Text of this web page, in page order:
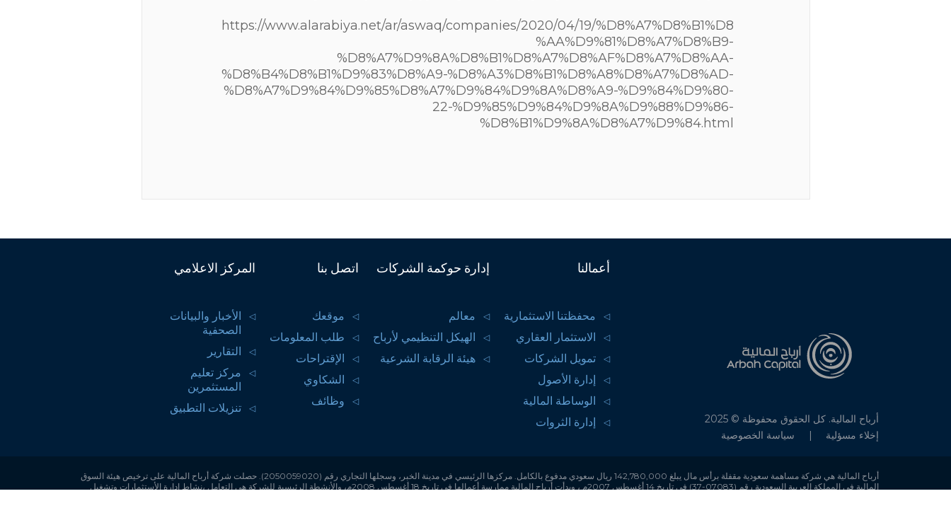
https://www.alarabiya.net/ar/aswaq/companies/2020/04/19/%D8%A7%D8%B1%D8
%AA%D9%81%D8%A7%D8%B9-
%D8%A7%D9%8A%D8%B1%D8%A7%D8%AF%D8%A7%D8%AA-
%D8%B4%D8%B1%D9%83%D8%A9-%D8%A3%D8%B1%D8%A8%D8%A7%D8%AD-
%D8%A7%D9%84%D9%85%D8%A7%D9%84%D9%8A%D8%A9-%D9%84%D9%80-
22-%D9%85%D9%84%D9%8A%D9%88%D9%86-
%D8%B1%D9%8A%D8%A7%D9%84.html
أعمالنا
محفظتنا الاستثمارية
الاستثمار العقاري
تمويل الشركات
إدارة الأصول
الوساطة المالية
إدارة الثروات
إدارة حوكمة الشركات
معالم
الهيكل التنظيمي لأرباح
هيئة الرقابة الشرعية
اتصل بنا
موقعك
طلب المعلومات
الإقتراحات
الشكاوي
وظائف
المركز الاعلامي
الأخبار والبيانات
الصحفية
التقارير
مركز تعليم
المستثمرين
تنزيلات التطبيق
أرباح المالية. كل الحقوق محفوظة © 2025
إخلاء مسؤلية
سياسة الخصوصية
أرباح المالية هي شركة مساهمة سعودية مقفلة برأس مال يبلغ 142,780,000 ريال سعودي مدفوع بالكامل. مركزها الرئيسي في مدينة الخبر، وسجلها التجاري رقم (2050059020). حصلت شركة أرباح المالية على ترخيص هيئة السوق
المالية في المملكة العربية السعودية رقم (07083-37) في تاريخ 14 أغسطس 2007م ، وبدأت أرباح المالية ممارسة أعمالها في تاريخ 18 أغسطس 2008م، والأنشطة الرئيسية للشركة هي التعامل ،نشاط إدارة الأستثمارات وتشغيل